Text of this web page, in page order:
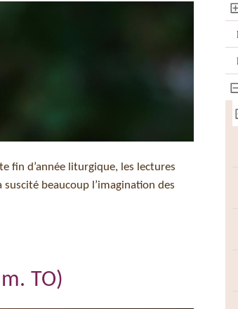
fin d’année liturgique, les lectures
beaucoup l’imagination des
TO)